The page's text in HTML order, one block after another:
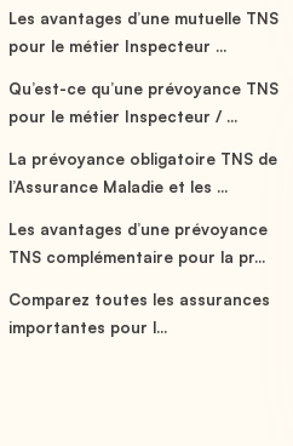
Les avantages d’une mutuelle TNS
pour le métier Inspecteur ...
Qu’est-ce qu’une prévoyance TNS
pour le métier Inspecteur / ...
La prévoyance obligatoire TNS de
l’Assurance Maladie et les ...
Les avantages d’une prévoyance
TNS complémentaire pour la pr...
Comparez toutes les assurances
importantes pour l...